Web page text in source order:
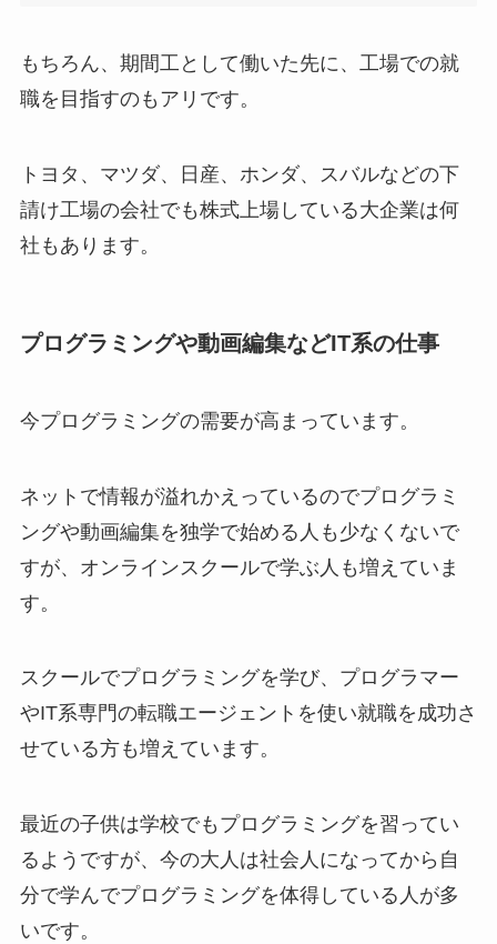
もちろん、期間工として働いた先に、工場での就
職を目指すのもアリです。
トヨタ、マツダ、日産、ホンダ、スバルなどの下
請け工場の会社でも株式上場している大企業は何
社もあります。
プログラミングや動画編集などIT系の仕事
今プログラミングの需要が高まっています。
ネットで情報が溢れかえっているのでプログラミ
ングや動画編集を独学で始める人も少なくないで
すが、オンラインスクールで学ぶ人も増えていま
す。
スクールでプログラミングを学び、プログラマー
やIT系専門の転職エージェントを使い就職を成功さ
せている方も増えています。
最近の子供は学校でもプログラミングを習ってい
るようですが、今の大人は社会人になってから自
分で学んでプログラミングを体得している人が多
いです。